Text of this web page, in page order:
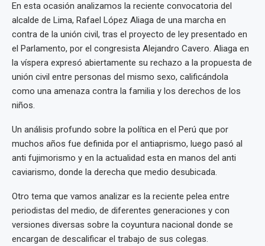
En esta ocasión analizamos la reciente convocatoria del
alcalde de Lima, Rafael López Aliaga de una marcha en
contra de la unión civil, tras el proyecto de ley presentado en
el Parlamento, por el congresista Alejandro Cavero. Aliaga en
la víspera expresó abiertamente su rechazo a la propuesta de
unión civil entre personas del mismo sexo, calificándola
como una amenaza contra la familia y los derechos de los
niños.
Un análisis profundo sobre la política en el Perú que por
muchos años fue definida por el antiaprismo, luego pasó al
anti fujimorismo y en la actualidad esta en manos del anti
caviarismo, donde la derecha que medio desubicada.
Otro tema que vamos analizar es la reciente pelea entre
periodistas del medio, de diferentes generaciones y con
versiones diversas sobre la coyuntura nacional donde se
encargan de descalificar el trabajo de sus colegas.